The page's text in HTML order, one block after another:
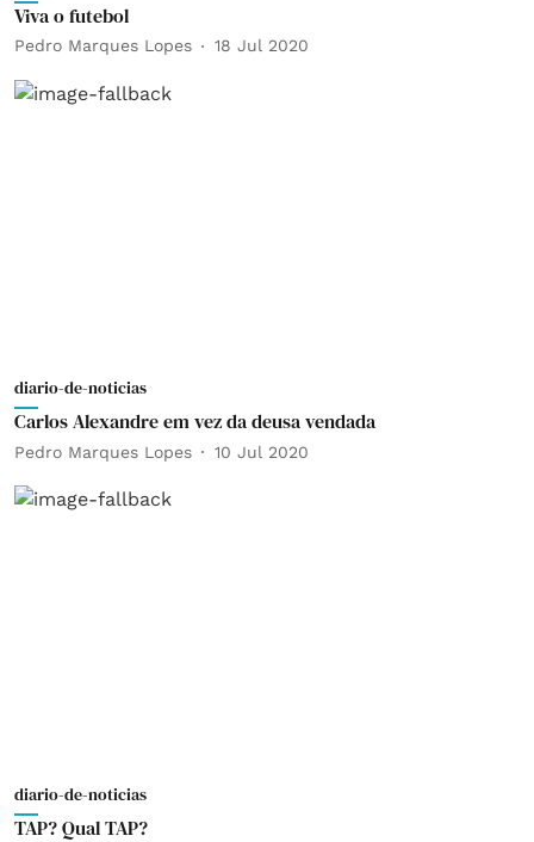
Viva o futebol
Pedro Marques Lopes 18 Jul 2020
diario-de-noticias
Carlos Alexandre em vez da deusa vendada
Pedro Marques Lopes 10 Jul 2020
diario-de-noticias
TAP? Qual TAP?